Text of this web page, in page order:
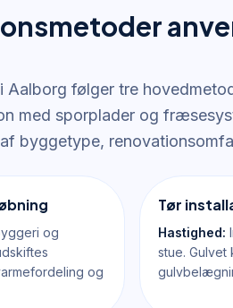
Aalborg følger tre
med sporplader og
byggetype,
og
og
Tør
Hastighed:
stue.